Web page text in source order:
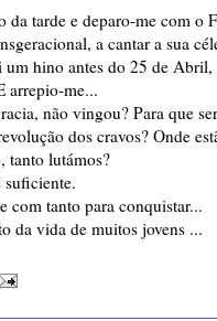
tarde e deparo-me com o
a cantar a sua
hino antes do 25 de Abril,
arrepio-me...
não vingou? Para que
dos cravos? Onde
tanto lutámos?
suficiente.
com tanto para conquistar...
da vida de muitos jovens ...